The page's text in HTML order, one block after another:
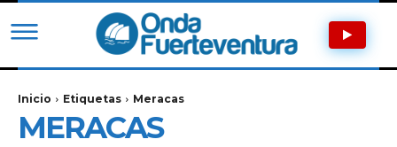
Inicio Etiquetas Meracas
MERACAS